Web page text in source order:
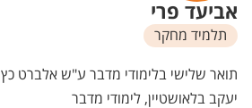
אביעד פרי
תלמיד מחקר
יחידות
תואר שלישי בלימודי מדבר ע"ש אלברט כץ
יעקב בלאושטיין, לימודי מדבר